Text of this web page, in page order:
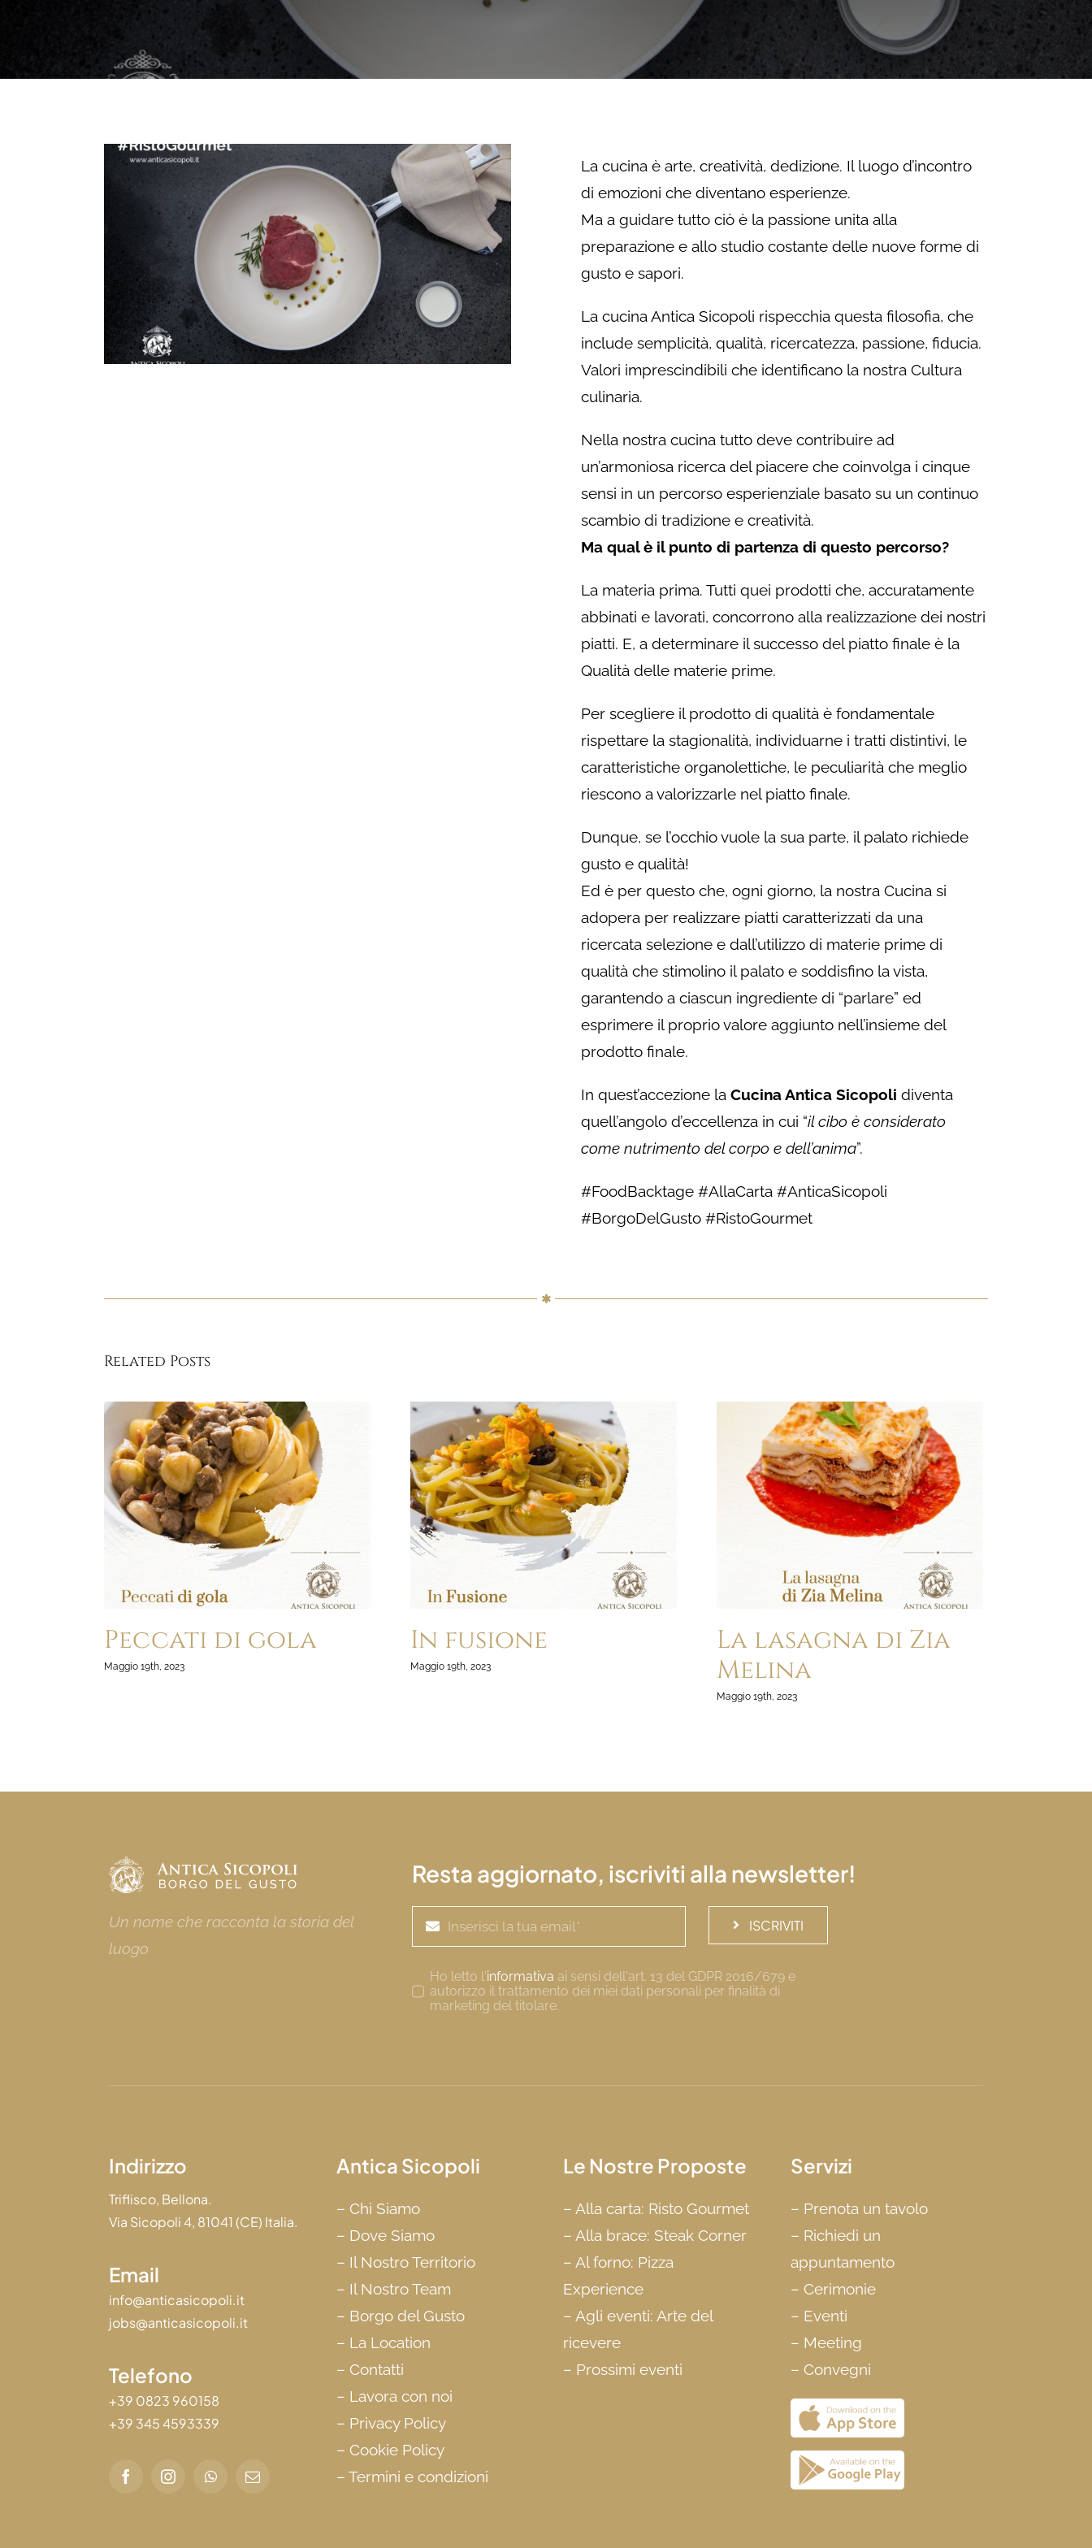
La cucina è arte, creatività, dedizione. Il luogo d’incontro
di emozioni che diventano esperienze.
Ma a guidare tutto ciò è la passione unita alla
preparazione e allo studio costante delle nuove forme di
gusto e sapori.
La cucina Antica Sicopoli rispecchia questa filosofia, che
include semplicità, qualità, ricercatezza, passione, fiducia.
Valori imprescindibili che identificano la nostra Cultura
culinaria.
Nella nostra cucina tutto deve contribuire ad
un’armoniosa ricerca del piacere che coinvolga i cinque
sensi in un percorso esperienziale basato su un continuo
scambio di tradizione e creatività.
Ma qual è il punto di partenza di questo percorso?
La materia prima. Tutti quei prodotti che, accuratamente
abbinati e lavorati, concorrono alla realizzazione dei nostri
piatti. E, a determinare il successo del piatto finale è la
Qualità delle materie prime.
Per scegliere il prodotto di qualità è fondamentale
rispettare la stagionalità, individuarne i tratti distintivi, le
caratteristiche organolettiche, le peculiarità che meglio
riescono a valorizzarle nel piatto finale.
Dunque, se l’occhio vuole la sua parte, il palato richiede
gusto e qualità!
Ed è per questo che, ogni giorno, la nostra Cucina si
adopera per realizzare piatti caratterizzati da una
ricercata selezione e dall’utilizzo di materie prime di
qualità che stimolino il palato e soddisfino la vista,
garantendo a ciascun ingrediente di “parlare” ed
esprimere il proprio valore aggiunto nell’insieme del
prodotto finale.
In quest’accezione laCucina Antica Sicopoli diventa
quell’angolo d’eccellenza in cui “il cibo è considerato
come nutrimento del corpo e dell’anima”.
#FoodBacktage #AllaCarta #AnticaSicopoli
#BorgoDelGusto #RistoGourmet
Related Posts
Peccati di gola
Maggio 19th, 2023
In fusione
Maggio 19th, 2023
La lasagna di Zia
Melina
Maggio 19th, 2023
Un nome che racconta la storia del
luogo
Resta aggiornato, iscriviti alla newsletter!
ISCRIVITI
Ho letto l'informativa ai sensi dell'art. 13 del GDPR 2016/679 e
autorizzo il trattamento dei miei dati personali per finalità di
marketing del titolare.
Indirizzo
Triflisco, Bellona.
Via Sicopoli 4, 81041 (CE) Italia.
Email
info@anticasicopoli.it
jobs@anticasicopoli.it
Telefono
+39 0823 960158
+39 345 4593339
Antica Sicopoli
– Chi Siamo
– Dove Siamo
– Il Nostro Territorio
– Il Nostro Team
– Borgo del Gusto
– La Location
– Contatti
– Lavora con noi
– Privacy Policy
– Cookie Policy
– Termini e condizioni
Le Nostre Proposte
– Alla carta: Risto Gourmet
– Alla brace: Steak Corner
– Al forno: Pizza
Experience
– Agli eventi: Arte del
ricevere
– Prossimi eventi
Servizi
– Prenota un tavolo
– Richiedi un
appuntamento
– Cerimonie
– Eventi
– Meeting
– Convegni